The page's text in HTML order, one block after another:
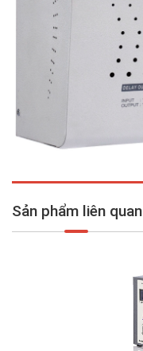
Sản phẩm liên quan